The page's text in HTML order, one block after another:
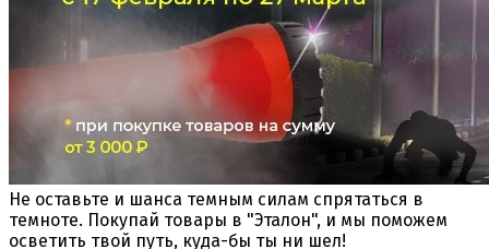
Не оставьте и шанса темным силам спрятаться в
темноте. Покупай товары в "Эталон", и мы поможем
осветить твой путь, куда-бы ты ни шел!